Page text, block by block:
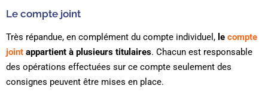
Le compte joint
Très répandue, en complément du compte individuel, le compte
joint appartient à plusieurs titulaires. Chacun est responsable
des opérations effectuées sur ce compte seulement des
consignes peuvent être mises en place.